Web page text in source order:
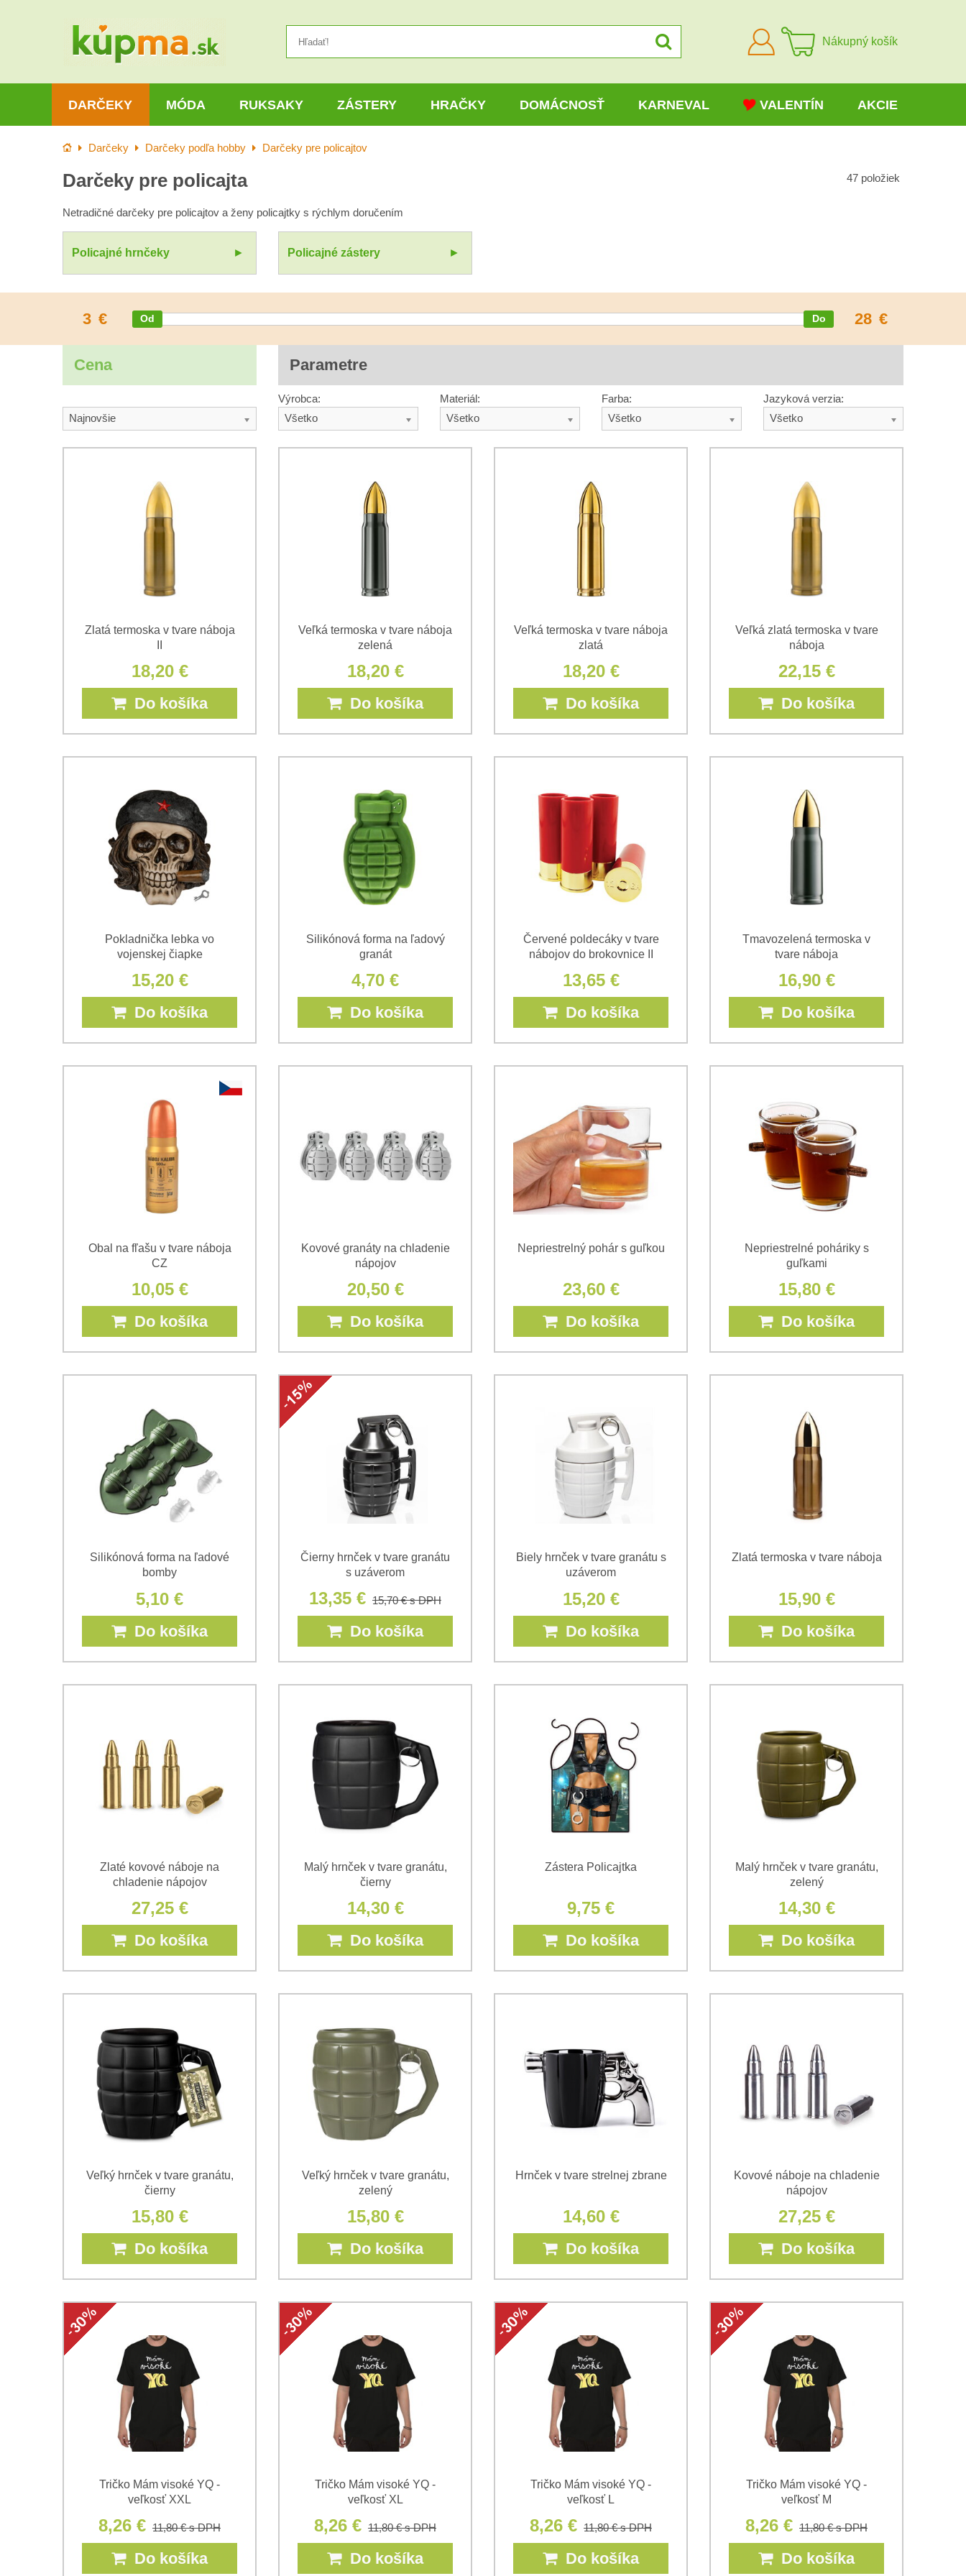
Prihlásiť
sa
Nákupný košík
DARČEKY MÓDA RUKSAKY ZÁSTERY HRAČKY DOMÁCNOSŤ KARNEVAL VALENTÍN AKCIE
Úvod Darčeky Darčeky podľa hobby Darčeky pre policajtov
Darčeky pre policajta 47 položiek
Netradičné darčeky pre policajtov a ženy policajtky s rýchlym doručením
Policajné hrnčeky Policajné zástery
3 € 28 €
Cena Parametre
Najnovšie
Výrobca:
Všetko
Materiál:
Všetko
Farba:
Všetko
Jazyková verzia:
Všetko
Zlatá termoska v tvare náboja
18,20 €
Do košíka
Veľká termoska v tvare náboja
zelená
18,20 €
Do košíka
Veľká termoska v tvare náboja
zlatá
18,20 €
Do košíka
Veľká zlatá termoska v tvare
náboja
22,15 €
Do košíka
Pokladnička lebka vo
vojenskej čiapke
15,20 €
Do košíka
Silikónová forma na ľadový
granát
4,70 €
Do košíka
Červené poldecáky v tvare
nábojov do brokovnice II
13,65 €
Do košíka
Tmavozelená termoska v
tvare náboja
16,90 €
Do košíka
Obal na fľašu v tvare náboja
CZ
10,05 €
Do košíka
Kovové granáty na chladenie
nápojov
20,50 €
Do košíka
Nepriestrelný pohár s guľkou
23,60 €
Do košíka
Nepriestrelné poháriky s
guľkami
15,80 €
Do košíka
Silikónová forma na ľadové
bomby
5,10 €
Do košíka
Čierny hrnček v tvare granátu
s uzáverom
13,35 € 15,70 €s DPH
Do košíka
Biely hrnček v tvare granátu s
uzáverom
15,20 €
Do košíka
Zlatá termoska v tvare náboja
15,90 €
Do košíka
Zlaté kovové náboje na
chladenie nápojov
27,25 €
Do košíka
Malý hrnček v tvare granátu,
čierny
14,30 €
Do košíka
Zástera Policajtka
9,75 €
Do košíka
Malý hrnček v tvare granátu,
zelený
14,30 €
Do košíka
Veľký hrnček v tvare granátu,
čierny
15,80 €
Do košíka
Veľký hrnček v tvare granátu,
zelený
15,80 €
Do košíka
Hrnček v tvare strelnej zbrane
14,60 €
Do košíka
Kovové náboje na chladenie
nápojov
27,25 €
Do košíka
Tričko Mám visoké YQ -
veľkosť XXL
8,26 € 11,80 €s DPH
Do košíka
Tričko Mám visoké YQ -
veľkosť XL
8,26 € 11,80 €s DPH
Do košíka
Tričko Mám visoké YQ -
veľkosť L
8,26 € 11,80 €s DPH
Do košíka
Tričko Mám visoké YQ -
veľkosť M
8,26 € 11,80 €s DPH
Do košíka